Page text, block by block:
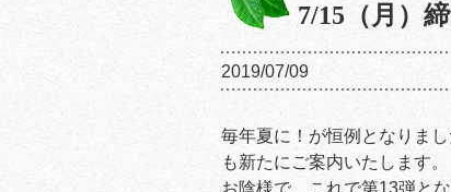
7/15（月）
2019/07/09
毎年夏に！が恒例となりま
も新たにご案内いたします。
お陰様で、これで第13弾とな